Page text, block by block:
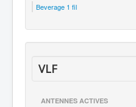
Beverage 1 fil
VLF
ANTENNES ACTIVES